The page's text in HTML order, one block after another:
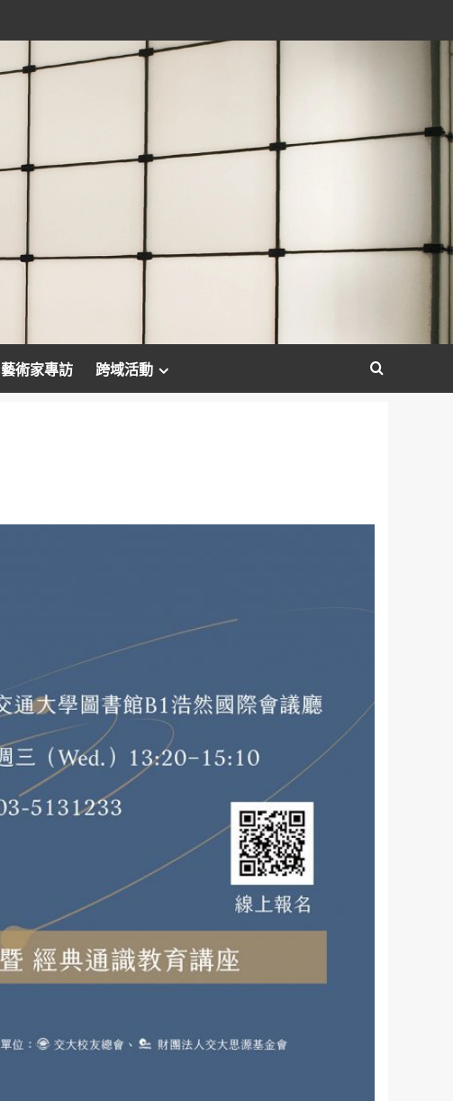
藝術家專訪 跨域活動